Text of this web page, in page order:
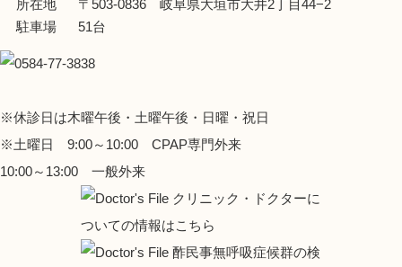
所在地
〒503-0836 岐阜県大垣市大井2丁目44−2
駐車場
51台
※休診日は木曜午後・土曜午後・日曜・祝日
※土曜日 9:00～10:00 CPAP専門外来
10:00～13:00 一般外来